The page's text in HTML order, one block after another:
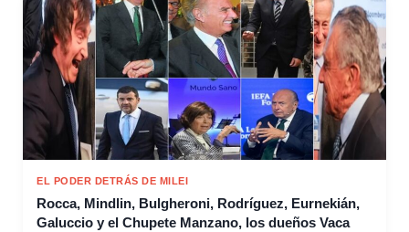
EL PODER DETRÁS DE MILEI
Rocca, Mindlin, Bulgheroni, Rodríguez, Eurnekián,
Galuccio y el Chupete Manzano, los dueños Vaca